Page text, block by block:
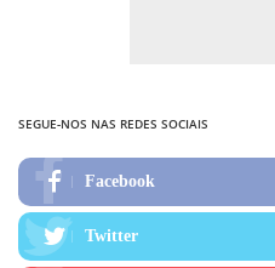
SEGUE-NOS NAS REDES SOCIAIS
Facebook
Twitter